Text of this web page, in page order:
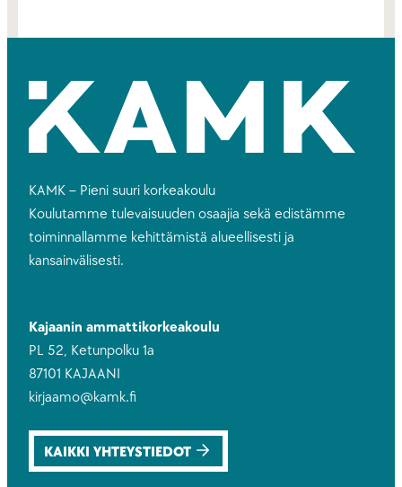
KAMK – Pieni suuri korkeakoulu
Koulutamme tulevaisuuden osaajia sekä edistämme
toiminnallamme kehittämistä alueellisesti ja
kansainvälisesti.
Kajaanin ammattikorkeakoulu
PL 52, Ketunpolku 1a
87101 KAJAANI
kirjaamo@kamk.fi
KAIKKI YHTEYSTIEDOT